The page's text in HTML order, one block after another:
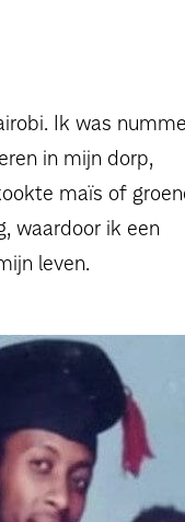
Ik was
in mijn dorp,
maïs of
waardoor ik een
leven.